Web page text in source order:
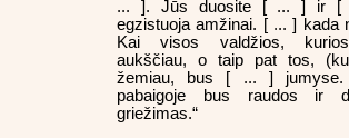
... ]. Jūs duosite [ ... ] ir [
egzistuoja amžinai. [ ... ] kada
Kai visos valdžios,
aukščiau, o taip pat tos,
žemiau, bus [ ... ] jumyse.
pabaigoje bus raudos ir
griežimas.“